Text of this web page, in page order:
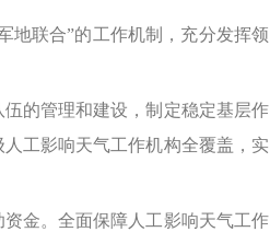
联合”的工作机制，充分发挥领
的管理和建设，制定稳定基层作
工影响天气工作机构全覆盖，实
金。全面保障人工影响天气工作